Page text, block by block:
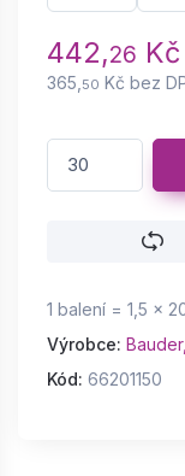
442,26
365, 50 Kč bez
1 balení = 1,5 ×
Výrobce:
Kód: 66201150